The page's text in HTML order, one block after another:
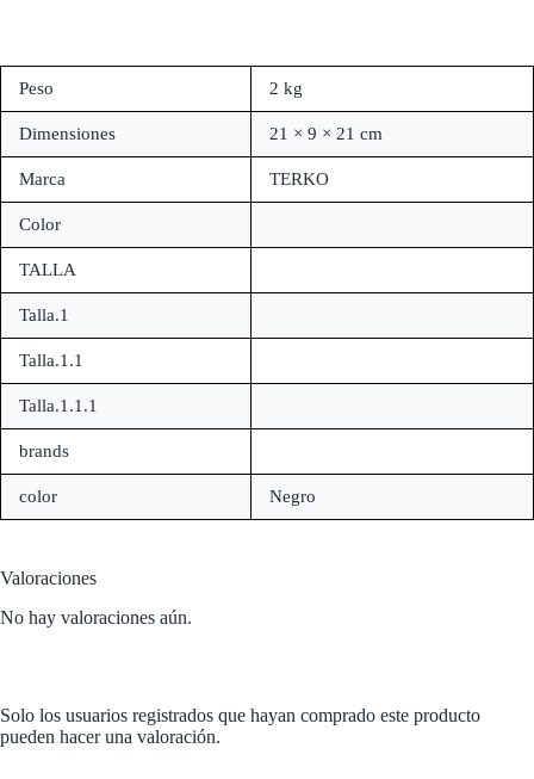
Peso 2 kg
Dimensiones 21 × 9 × 21 cm
Marca TERKO
Color
TALLA
Talla.1
Talla.1.1
Talla.1.1.1
brands
color Negro
Valoraciones
No hay valoraciones aún.
Solo los usuarios registrados que hayan comprado este producto
pueden hacer una valoración.